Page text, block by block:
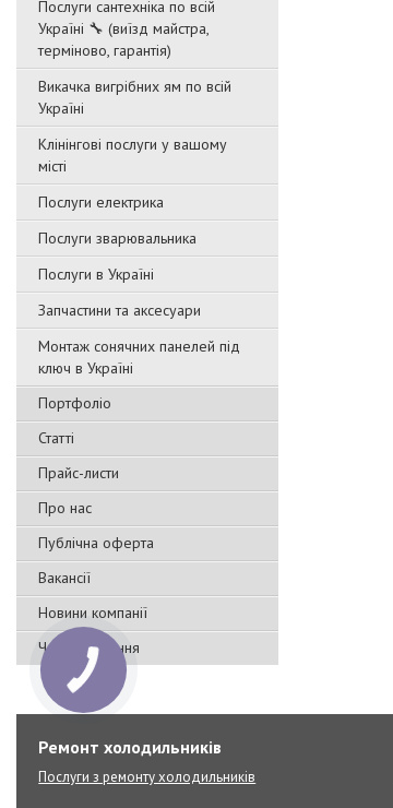
Послуги сантехніка по всій
Україні 🔧 (виїзд майстра,
терміново, гарантія)
Викачка вигрібних ям по всій
Україні
Клінінгові послуги у вашому
місті
Послуги електрика
Послуги зварювальника
Послуги в Україні
Запчастини та аксесуари
Монтаж сонячних панелей під
ключ в Україні
Портфоліо
Статті
Прайс-листи
Про нас
Публічна оферта
Вакансії
Новини компанії
Часті запитання
Ремонт холодильників
Послуги з ремонту холодильників